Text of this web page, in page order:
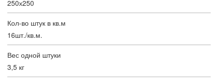
250х250
Кол-во штук в кв.м
16шт./кв.м.
Вес одной штуки
3,5 кг